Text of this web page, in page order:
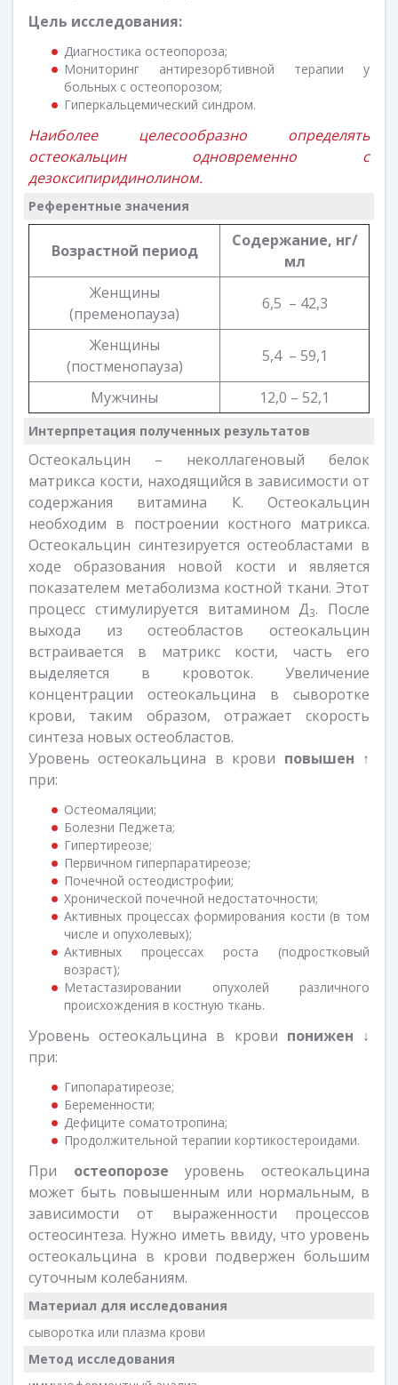
Цель исследования:
Диагностика остеопороза;
Мониторинг антирезорбтивной терапии у
больных с остеопорозом;
Гиперкальцемический синдром.
Наиболее целесообразно определять
остеокальцин одновременно с
дезоксипиридинолином.
Референтные значения
Возрастной период
Содержание, нг/
мл
Женщины
(пременопауза)
6,5 – 42,3
Женщины
(постменопауза)
5,4 – 59,1
Мужчины 12,0 – 52,1
Интерпретация полученных результатов
Остеокальцин – неколлагеновый белок
матрикса кости, находящийся в зависимости от
содержания витамина К. Остеокальцин
необходим в построении костного матрикса.
Остеокальцин синтезируется остеобластами в
ходе образования новой кости и является
показателем метаболизма костной ткани. Этот
процесс стимулируется витамином Д3. После
выхода из остеобластов остеокальцин
встраивается в матрикс кости, часть его
выделяется в кровоток. Увеличение
концентрации остеокальцина в сыворотке
крови, таким образом, отражает скорость
синтеза новых остеобластов.
Уровень остеокальцина в крови повышен ↑
при:
Остеомаляции;
Болезни Педжета;
Гипертиреозе;
Первичном гиперпаратиреозе;
Почечной остеодистрофии;
Хронической почечной недостаточности;
Активных процессах формирования кости (в том
числе и опухолевых);
Активных процессах роста (подростковый
возраст);
Метастазировании опухолей различного
происхождения в костную ткань.
Уровень остеокальцина в крови понижен ↓
при:
Гипопаратиреозе;
Беременности;
Дефиците соматотропина;
Продолжительной терапии кортикостероидами.
При остеопорозе уровень остеокальцина
может быть повышенным или нормальным, в
зависимости от выраженности процессов
остеосинтеза. Нужно иметь ввиду, что уровень
остеокальцина в крови подвержен большим
суточным колебаниям.
Материал для исследования
сыворотка или плазма крови
Метод исследования